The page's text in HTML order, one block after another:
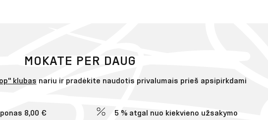
MOKATE PER DAUG
klubas nariu ir pradėkite naudotis privalumais prieš apsipirkdami
8,00 €
5 % atgal nuo kiekvieno užsakymo